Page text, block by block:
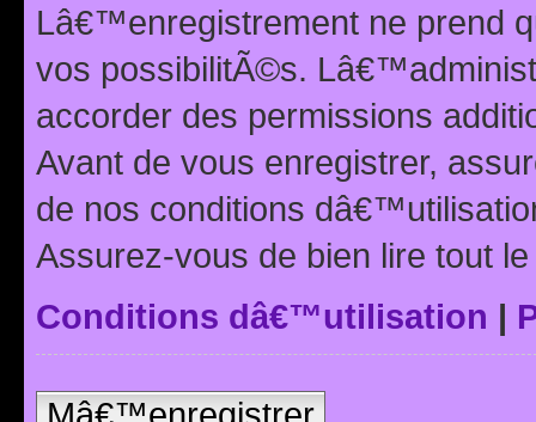
Lâ€™enregistrement ne prend
vos possibilitÃ©s.
accorder des permissions
Avant de vous enregistrer,
de nos conditions
Assurez-vous de bien lire tout
Conditions dâ€™utilisation |
Mâ€™enregistrer